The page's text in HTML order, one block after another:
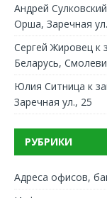
Андрей Сулковский
Орша, Заречная
Сергей Жировец к
Беларусь,
Юлия Ситница к
Заречная ул., 25
РУБРИКИ
Адреса офисов,